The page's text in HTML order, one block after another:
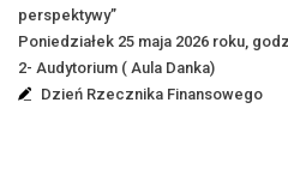
perspektywy”
Poniedziałek 25 maja 2026 roku,
2- Audytorium ( Aula Danka)
Dzień Rzecznika Finansowego